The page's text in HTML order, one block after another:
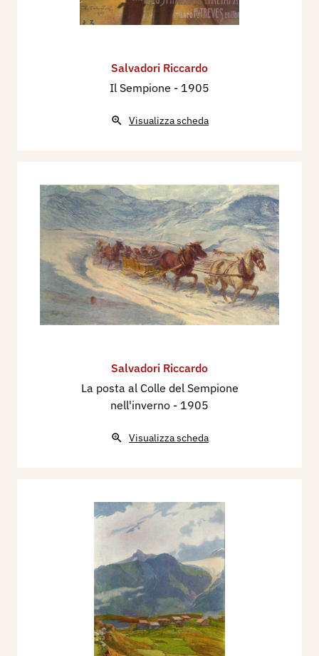
Salvadori Riccardo
Il Sempione - 1905
Visualizza scheda
Salvadori Riccardo
La posta al Colle del Sempione
nell'inverno - 1905
Visualizza scheda